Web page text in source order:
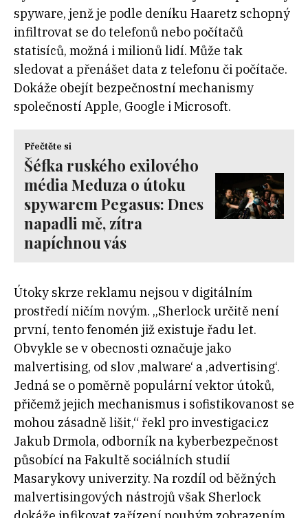
spyware, jenž je podle deníku Haaretz schopný
infiltrovat se do telefonů nebo počítačů
statisíců, možná i milionů lidí. Může tak
sledovat a přenášet data z telefonu či počítače.
Dokáže obejít bezpečnostní mechanismy
společností Apple, Google i Microsoft.
Přečtěte si
Šéfka ruského exilového
média Meduza o útoku
spywarem Pegasus: Dnes
napadli mě, zítra
napíchnou vás
Útoky skrze reklamu nejsou v digitálním
prostředí ničím novým. „Sherlock určitě není
první, tento fenomén již existuje řadu let.
Obvykle se v obecnosti označuje jako
malvertising, od slov ‚malware‘ a ‚advertising‘.
Jedná se o poměrně populární vektor útoků,
přičemž jejich mechanismus i sofistikovanost se
mohou zásadně lišit,“ řekl pro investigaci.cz
Jakub Drmola, odborník na kyberbezpečnost
působící na Fakultě sociálních studií
Masarykovy univerzity. Na rozdíl od běžných
malvertisingových nástrojů však Sherlock